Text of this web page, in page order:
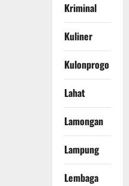
Kriminal
Kuliner
Kulonprogo
Lahat
Lamongan
Lampung
Lembaga